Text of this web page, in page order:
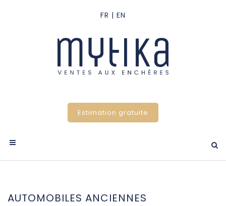
Estimation gratuite
AUTOMOBILES ANCIENNES